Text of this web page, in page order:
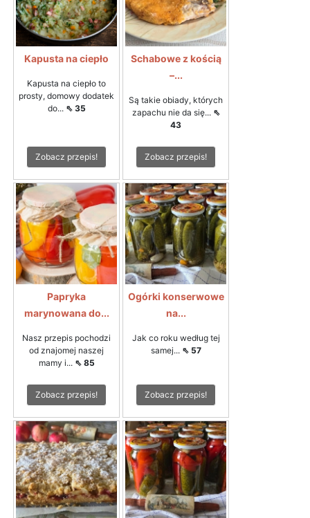
Kapusta na ciepło
Kapusta na ciepło to
prosty, domowy dodatek
do... ⇖ 35
Zobacz przepis!
Schabowe z kością
–...
Są takie obiady, których
zapachu nie da się... ⇖
43
Zobacz przepis!
Papryka
marynowana do...
Nasz przepis pochodzi
od znajomej naszej
mamy i... ⇖ 85
Zobacz przepis!
Ogórki konserwowe
na...
Jak co roku według tej
samej... ⇖ 57
Zobacz przepis!